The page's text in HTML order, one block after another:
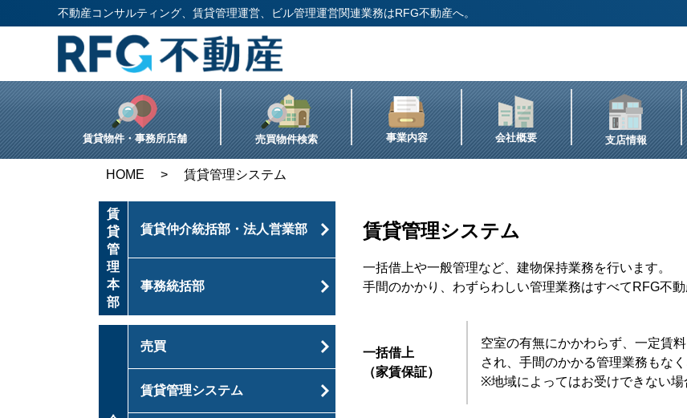
不動産コンサルティング、賃貸管理運営、ビル管理運営関連業務はRFG不動産へ。
賃貸物件・事務所店舗 売買物件検索 事業内容 会社概要 支店情報
HOME 賃貸管理システム
賃貸管理システム
一括借上や一般管理など、建物保持業務を行います。
手間のかかり、わずらわしい管理業務はすべてRFG不動
一括借上
（家賃保証）
空室の有無にかかわらず、一定賃
され、手間のかかる管理業務もなく
※地域によってはお受けできない場
賃
貸
管
理
本
部
賃貸仲介統括部・法人営業部
事務統括部
売買
賃貸管理システム